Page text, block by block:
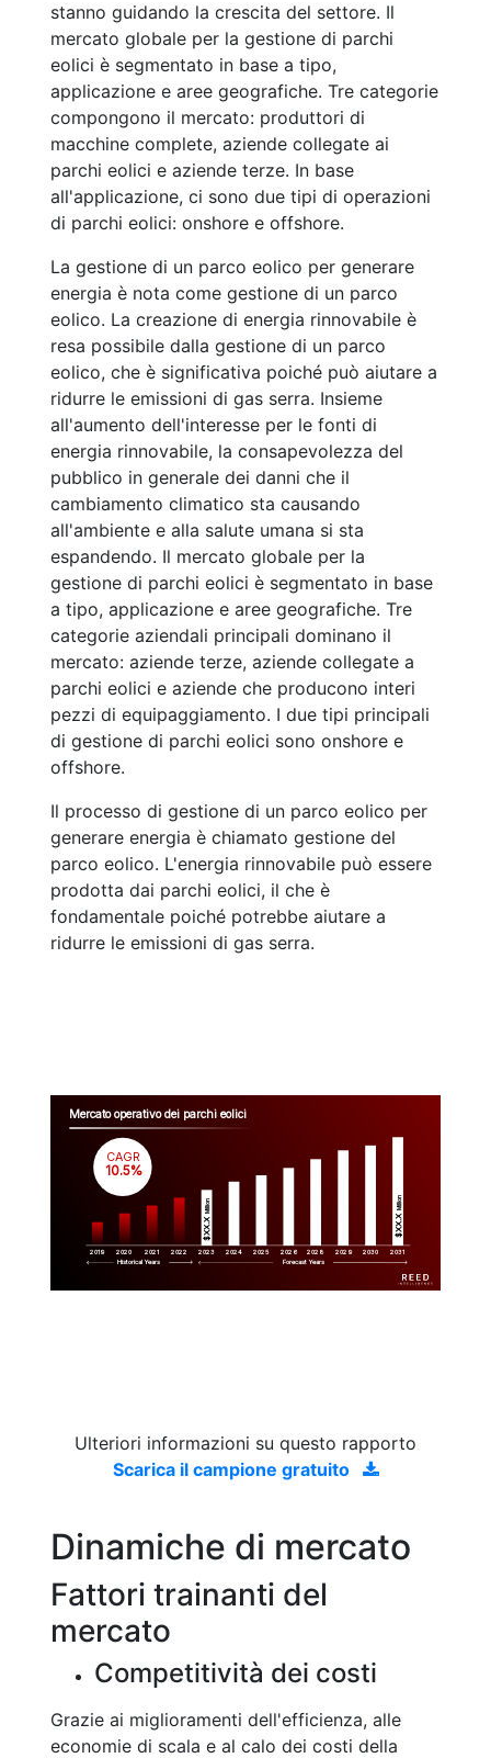
stanno guidando la crescita del settore. Il
mercato globale per la gestione di parchi
eolici è segmentato in base a tipo,
applicazione e aree geografiche. Tre categorie
compongono il mercato: produttori di
macchine complete, aziende collegate ai
parchi eolici e aziende terze. In base
all'applicazione, ci sono due tipi di operazioni
di parchi eolici: onshore e offshore.
La gestione di un parco eolico per generare
energia è nota come gestione di un parco
eolico. La creazione di energia rinnovabile è
resa possibile dalla gestione di un parco
eolico, che è significativa poiché può aiutare a
ridurre le emissioni di gas serra. Insieme
all'aumento dell'interesse per le fonti di
energia rinnovabile, la consapevolezza del
pubblico in generale dei danni che il
cambiamento climatico sta causando
all'ambiente e alla salute umana si sta
espandendo. Il mercato globale per la
gestione di parchi eolici è segmentato in base
a tipo, applicazione e aree geografiche. Tre
categorie aziendali principali dominano il
mercato: aziende terze, aziende collegate a
parchi eolici e aziende che producono interi
pezzi di equipaggiamento. I due tipi principali
di gestione di parchi eolici sono onshore e
offshore.
Il processo di gestione di un parco eolico per
generare energia è chiamato gestione del
parco eolico. L'energia rinnovabile può essere
prodotta dai parchi eolici, il che è
fondamentale poiché potrebbe aiutare a
ridurre le emissioni di gas serra.
Mercato operativo dei parchi eolici
2019 2020 2021 2022 2023 2024 2025 2026 2028 2029 2030 2031
$XX.X
Million
$XX.X
Million
CAGR
10.5%
Historical Years Forecast Years
Ulteriori informazioni su questo rapporto
Scarica il campione gratuito
Dinamiche di mercato
Fattori trainanti del
mercato
Competitività dei costi
Grazie ai miglioramenti dell'efficienza, alle
economie di scala e al calo dei costi della